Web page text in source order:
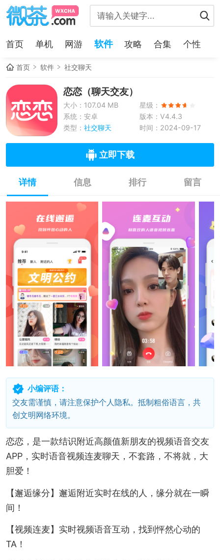
首页 单机 网游 软件 攻略 合集 个性
首页 软件 社交聊天
恋恋（聊天交友）
大小：107.04 MB
星级：
系统：安卓
版本：V4.4.3
类型： 社交聊天 时间：2024-09-17
立即下载
详情 信息 排行 留言
小编评语：
交友需谨慎，请注意保护个人隐私。抵制粗俗语言，共
创文明网络环境。
恋恋，是一款结识附近高颜值新朋友的视频语音交友
APP，实时语音视频连麦聊天，不套路，不将就，大
胆爱！
【邂逅缘分】邂逅附近实时在线的人，缘分就在一瞬
间！
【视频连麦】实时视频语音互动，找到怦然心动的
TA！